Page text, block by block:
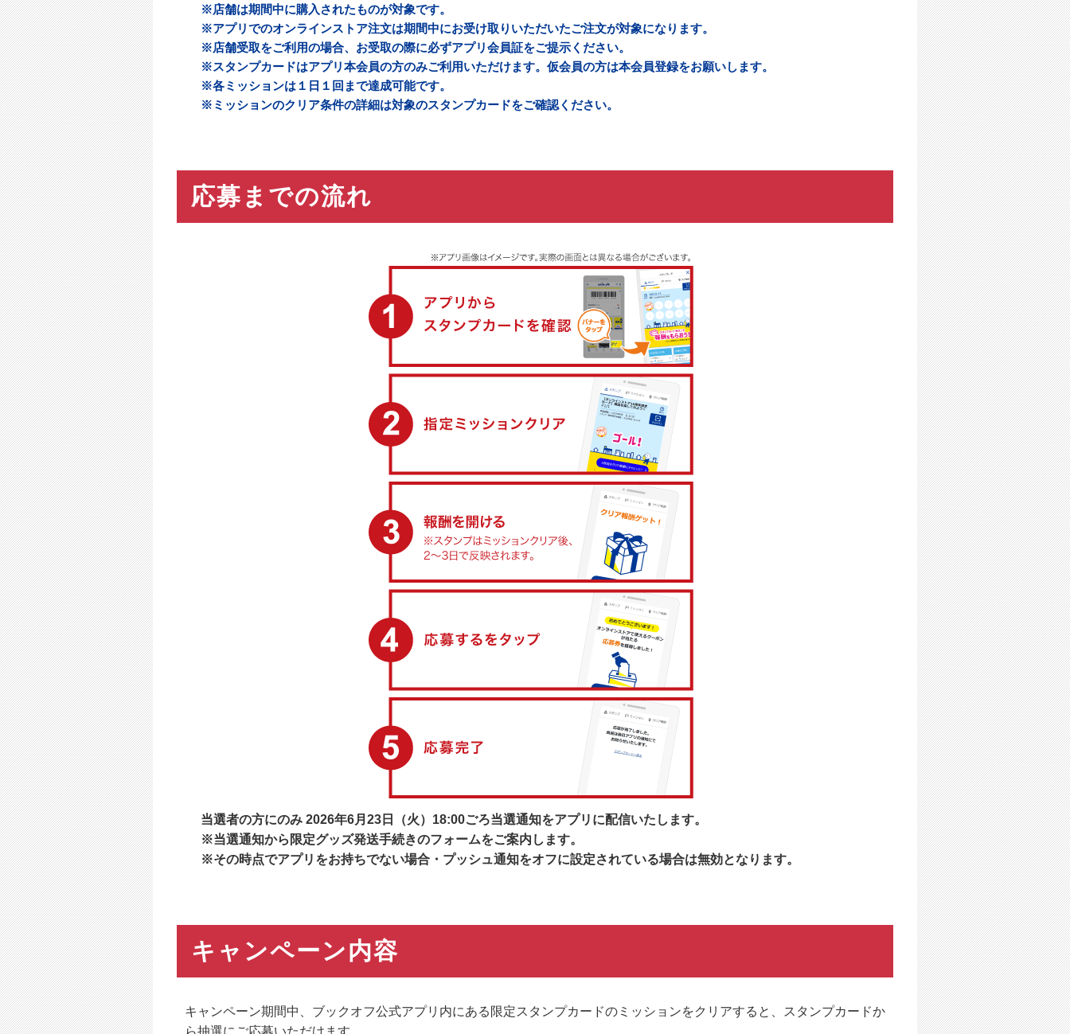
※店舗は期間中に購入されたものが対象です。
※アプリでのオンラインストア注文は期間中にお受け取りいただいたご注文が対象になります。
※店舗受取をご利用の場合、お受取の際に必ずアプリ会員証をご提示ください。
※スタンプカードはアプリ本会員の方のみご利用いただけます。仮会員の方は本会員登録をお願いします。
※各ミッションは１日１回まで達成可能です。
※ミッションのクリア条件の詳細は対象のスタンプカードをご確認ください。
応募までの流れ
当選者の方にのみ 2026年6月23日（火）18:00ごろ当選通知をアプリに配信いたします。
※当選通知から限定グッズ発送手続きのフォームをご案内します。
※その時点でアプリをお持ちでない場合・プッシュ通知をオフに設定されている場合は無効となります。
キャンペーン内容
キャンペーン期間中、ブックオフ公式アプリ内にある限定スタンプカードのミッションをクリアすると、スタンプカードか
ら抽選にご応募いただけます。